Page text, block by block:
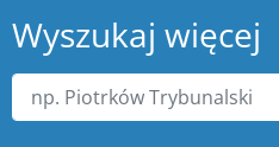
Wyszukaj więcej